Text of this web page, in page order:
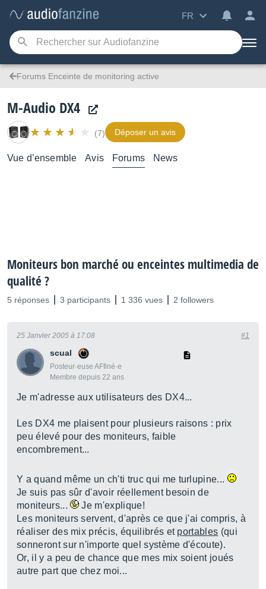
FR
Forums Enceinte de monitoring active
M-Audio DX4
(7) Déposer un avis
Vue d’ensemble Avis Forums News
Moniteurs bon marché ou enceintes multimedia de
qualité ?
5 réponses 3 participants 1 336 vues 2 followers
scual
Posteur·euse AFfiné·e
Membre depuis 22 ans
25 Janvier 2005 à 17:08 #1
Je m'adresse aux utilisateurs des DX4...
Les DX4 me plaisent pour plusieurs raisons : prix
peu élevé pour des moniteurs, faible
encombrement...
Y a quand même un ch'ti truc qui me turlupine...
Je suis pas sûr d'avoir réellement besoin de
moniteurs...
Je m'explique!
Les moniteurs servent, d'après ce que j'ai compris, à
réaliser des mix précis, équilibrés et portables (qui
sonneront sur n'importe quel système d'écoute).
Or, il y a peu de chance que mes mix soient joués
autre part que chez moi...